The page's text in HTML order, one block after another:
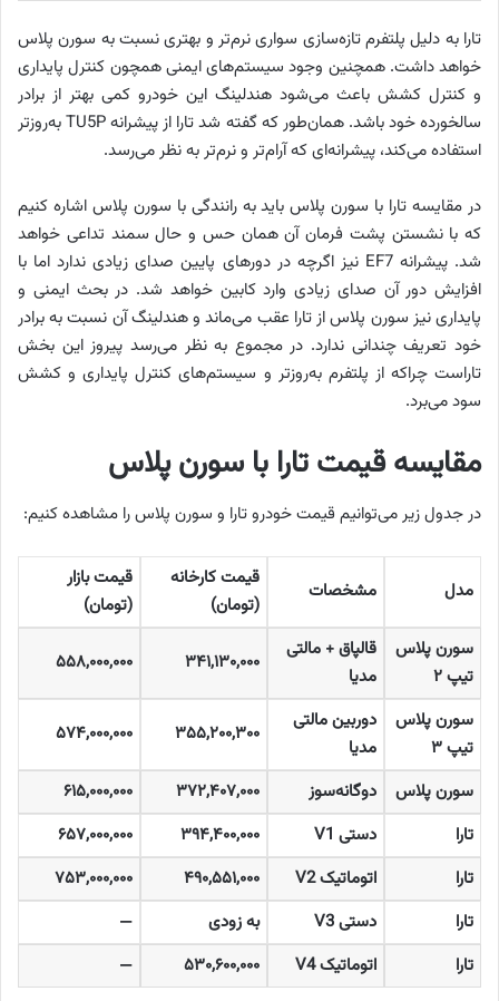
تارا به دلیل پلتفرم تازه‌سازی سواری نرم‌تر و بهتری نسبت به سورن پلاس
خواهد داشت. همچنین وجود سیستم‌های ایمنی همچون کنترل پایداری
و کنترل کشش باعث می‌شود هندلینگ این خودرو کمی بهتر از برادر
سالخورده خود باشد. همان‌طور که گفته شد تارا از پیشرانه TU5P به‌روزتر
استفاده می‌کند، پیشرانه‌ای که آرام‌تر و نرم‌تر به نظر می‌رسد.
در مقایسه تارا با سورن پلاس باید به رانندگی با سورن پلاس اشاره کنیم
که با نشستن پشت فرمان آن همان حس و حال سمند تداعی خواهد
شد. پیشرانه EF7 نیز اگرچه در دورهای پایین صدای زیادی ندارد اما با
افزایش دور آن صدای زیادی وارد کابین خواهد شد. در بحث ایمنی و
پایداری نیز سورن پلاس از تارا عقب می‌ماند و هندلینگ آن نسبت به برادر
خود تعریف چندانی ندارد. در مجموع به نظر می‌رسد پیروز این بخش
تاراست چراکه از پلتفرم به‌روزتر و سیستم‌های کنترل پایداری و کشش
سود می‌برد.
مقایسه قیمت تارا با سورن پلاس
در جدول زیر می‌توانیم قیمت خودرو تارا و سورن پلاس را مشاهده کنیم:
مدل مشخصات
قیمت کارخانه
(تومان)
قیمت بازار
(تومان)
سورن پلاس
تیپ۲
قالپاق + مالتی
مدیا
۳۴۱,۱۳۰,۰۰۰ ۵۵۸,۰۰۰,۰۰۰
سورن پلاس
تیپ۳
دوربین مالتی
مدیا
۳۵۵,۲۰۰,۳۰۰ ۵۷۴,۰۰۰,۰۰۰
سورن پلاس دوگانه‌سوز ۳۷۲,۴۰۷,۰۰۰
۶۱۵,۰۰۰,۰۰۰
تارا
دستی ۳۹۴,۴۰۰,۰۰۰
۶۵۷,۰۰۰,۰۰۰
تارا
اتوماتیکV2 ۴۹۰,۵۵۱,۰۰۰
۷۵۳,۰۰۰,۰۰۰
تارا
دستی به زودی
—
تارا
اتوماتیکV4 ۵۳۰,۶۰۰,۰۰۰ —